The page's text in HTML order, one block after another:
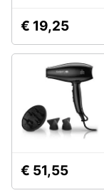
€ 19,25
€ 51,55